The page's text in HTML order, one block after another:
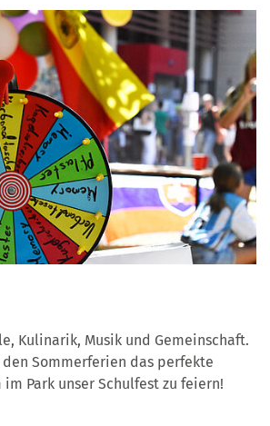
Kulinarik, Musik und Gemeinschaft.
Sommerferien das perfekte
Park unser Schulfest zu feiern!